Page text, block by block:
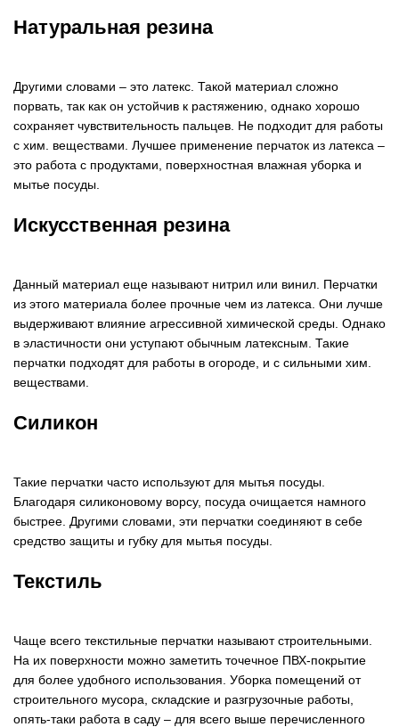
Натуральная резина
Другими словами – это латекс. Такой материал сложно
порвать, так как он устойчив к растяжению, однако хорошо
сохраняет чувствительность пальцев. Не подходит для работы
с хим. веществами. Лучшее применение перчаток из латекса –
это работа с продуктами, поверхностная влажная уборка и
мытье посуды.
Искусственная резина
Данный материал еще называют нитрил или винил. Перчатки
из этого материала более прочные чем из латекса. Они лучше
выдерживают влияние агрессивной химической среды. Однако
в эластичности они уступают обычным латексным. Такие
перчатки подходят для работы в огороде, и с сильными хим.
веществами.
Силикон
Такие перчатки часто используют для мытья посуды.
Благодаря силиконовому ворсу, посуда очищается намного
быстрее. Другими словами, эти перчатки соединяют в себе
средство защиты и губку для мытья посуды.
Текстиль
Чаще всего текстильные перчатки называют строительными.
На их поверхности можно заметить точечное ПВХ-покрытие
для более удобного использования. Уборка помещений от
строительного мусора, складские и разгрузочные работы,
опять-таки работа в саду – для всего выше перечисленного